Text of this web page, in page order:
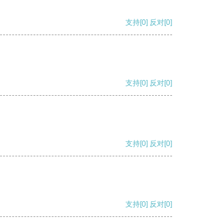
支持[0] 反对[0]
支持[0] 反对[0]
支持[0] 反对[0]
支持[0] 反对[0]